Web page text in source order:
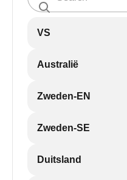
VS
Australië
Zweden-EN
Zweden-SE
Duitsland